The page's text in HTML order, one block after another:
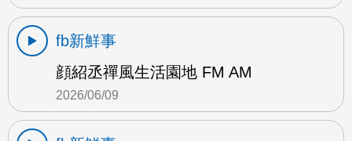
fb新鮮事
顔紹丞禪風生活園地 FM AM
2026/06/09